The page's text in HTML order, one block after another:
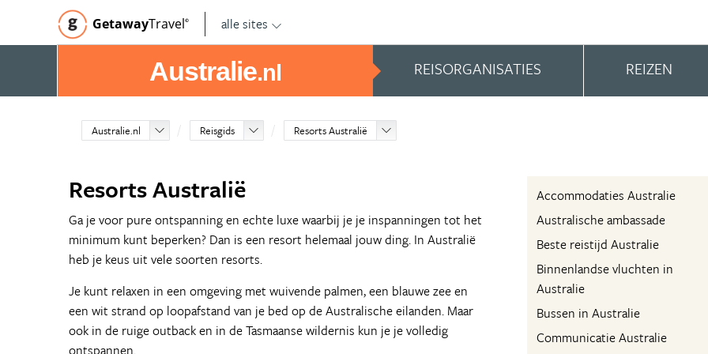
GetawayTravel© alle sites
Australie.nl REISORGANISATIES REIZEN
Australie.nl Reisgids Resorts Australië
Accommodaties Australie
Australische ambassade
Beste reistijd Australie
Binnenlandse vluchten in
Australie
Bussen in Australie
Communicatie Australie
Resorts Australië
Ga je voor pure ontspanning en echte luxe waarbij je je inspanningen tot het
minimum kunt beperken? Dan is een resort helemaal jouw ding. In Australië
heb je keus uit vele soorten resorts.
Je kunt relaxen in een omgeving met wuivende palmen, een blauwe zee en
een wit strand op loopafstand van je bed op de Australische eilanden. Maar
ook in de ruige outback en in de Tasmaanse wildernis kun je je volledig
ontspannen.